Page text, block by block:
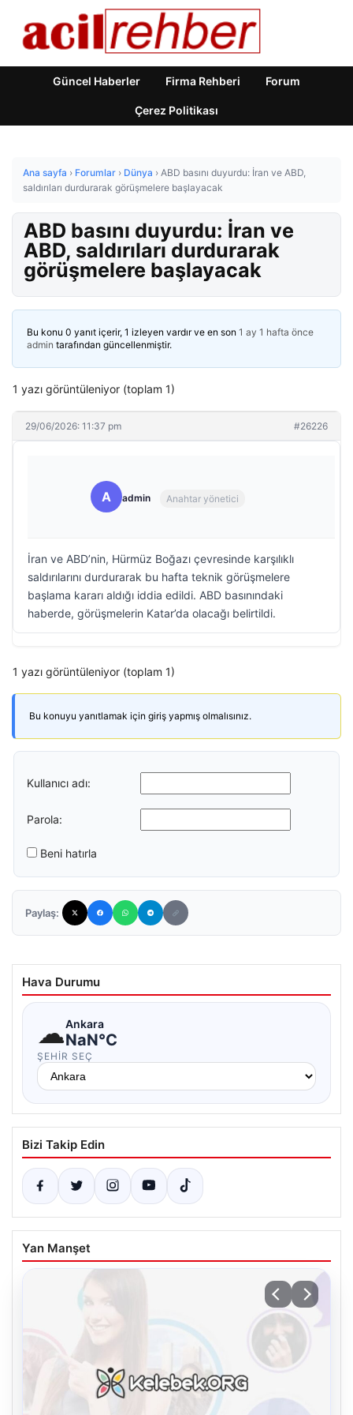
Güncel Haberler Firma Rehberi Forum
Çerez Politikası
Ana sayfa › Forumlar › Dünya › ABD basını duyurdu: İran ve ABD,
saldırıları durdurarak görüşmelere başlayacak
ABD basını duyurdu: İran ve
ABD, saldırıları durdurarak
görüşmelere başlayacak
Bu konu 0 yanıt içerir, 1 izleyen vardır ve en son 1 ay 1 hafta önce
admin tarafından güncellenmiştir.
1 yazı görüntüleniyor (toplam 1)
29/06/2026: 11:37 pm #26226
A admin Anahtar yönetici
İran ve ABD’nin, Hürmüz Boğazı çevresinde karşılıklı
saldırılarını durdurarak bu hafta teknik görüşmelere
başlama kararı aldığı iddia edildi. ABD basınındaki
haberde, görüşmelerin Katar’da olacağı belirtildi.
1 yazı görüntüleniyor (toplam 1)
Bu konuyu yanıtlamak için giriş yapmış olmalısınız.
Kullanıcı adı:
Parola:
Beni hatırla
Paylaş:
Hava Durumu
☁Ankara
NaN°C
ŞEHIR SEÇ
Bizi Takip Edin
Yan Manşet